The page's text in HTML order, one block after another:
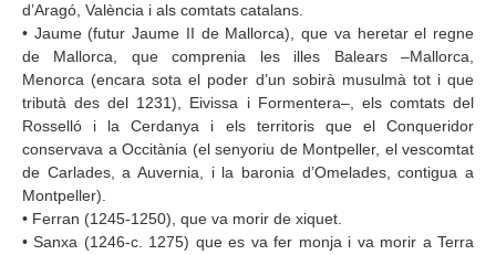
d’Aragó, València i als comtats catalans.
• Jaume (futur Jaume II de Mallorca), que va heretar el regne
de Mallorca, que comprenia les illes Balears –Mallorca,
Menorca (encara sota el poder d’un sobirà musulmà tot i que
tributà des del 1231), Eivissa i Formentera–, els comtats del
Rosselló i la Cerdanya i els territoris que el Conqueridor
conservava a Occitània (el senyoriu de Montpeller, el vescomtat
de Carlades, a Auvernia, i la baronia d’Omelades, contigua a
Montpeller).
• Ferran (1245-1250), que va morir de xiquet.
• Sanxa (1246-c. 1275) que es va fer monja i va morir a Terra